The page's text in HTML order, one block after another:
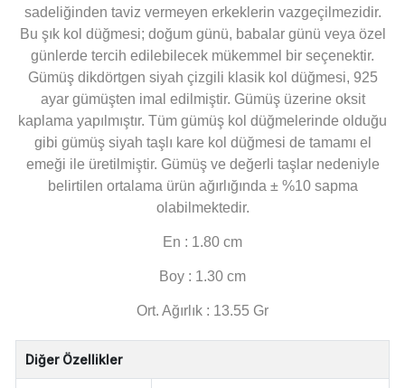
sadeliğinden taviz vermeyen erkeklerin vazgeçilmezidir.
Bu şık kol düğmesi; doğum günü, babalar günü veya özel
günlerde tercih edilebilecek mükemmel bir seçenektir.
Gümüş dikdörtgen siyah çizgili klasik kol düğmesi, 925
ayar gümüşten imal edilmiştir. Gümüş üzerine oksit
kaplama yapılmıştır. Tüm gümüş kol düğmelerinde olduğu
gibi gümüş siyah taşlı kare kol düğmesi de tamamı el
emeği ile üretilmiştir. Gümüş ve değerli taşlar nedeniyle
belirtilen ortalama ürün ağırlığında ± %10 sapma
olabilmektedir.
En : 1.80 cm
Boy : 1.30 cm
Ort. Ağırlık : 13.55 Gr
Diğer Özellikler